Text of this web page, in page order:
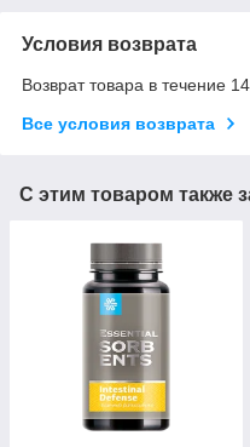
Условия возврата
Возврат товара в течение
Все условия возврата
С этим товаром также